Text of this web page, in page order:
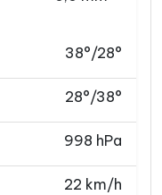
38°/28°
28°/38°
998 hPa
22 km/h